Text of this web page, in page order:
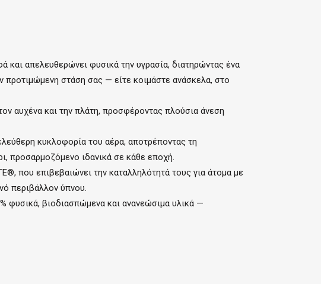
απελευθερώνει φυσικά την υγρασία, διατηρώντας ένα
προτιμώμενη στάση σας — είτε κοιμάστε ανάσκελα, στο
αυχένα και την πλάτη, προσφέροντας πλούσια άνεση
κυκλοφορία του αέρα, αποτρέποντας τη
προσαρμοζόμενο ιδανικά σε κάθε εποχή.
που επιβεβαιώνει την καταλληλότητά τους για άτομα με
περιβάλλον ύπνου.
φυσικά, βιοδιασπώμενα και ανανεώσιμα υλικά —